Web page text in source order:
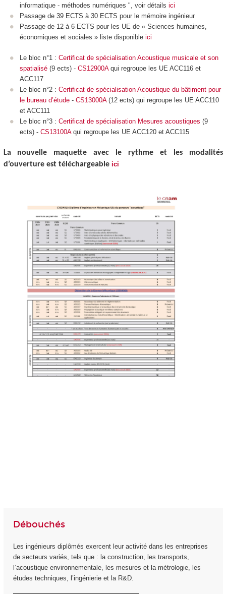
informatique - méthodes numériques ", voir détails ici
Passage de 39 ECTS à 30 ECTS pour le mémoire ingénieur
Passage de 12 à 6 ECTS pour les UE de « Sciences humaines,
économiques et sociales » liste disponible ici
Le bloc n°1 : Certificat de spécialisation Acoustique musicale et son
spatialisé (9 ects) - CS12900A qui regroupe les UE ACC116 et
ACC117
Le bloc n°2 : Certificat de spécialisation Acoustique du bâtiment pour
le bureau d’étude - CS13000A (12 ects) qui regroupe les UE ACC110
et ACC111
Le bloc n°3 : Certificat de spécialisation Mesures acoustiques (9
ects) - CS13100Aqui regroupe les UE ACC120 et ACC115
La nouvelle maquette avec le rythme et les modalités
d’ouverture est téléchargeable ici
Débouchés
Les ingénieurs diplômés exercent leur activité dans les entreprises
de secteurs variés, tels que : la construction, les transports,
l’acoustique environnementale, les mesures et la métrologie, les
études techniques, l’ingénierie et la R&D.